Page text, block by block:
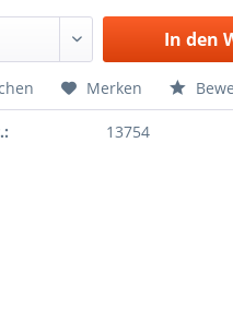
In den
Merken
13754